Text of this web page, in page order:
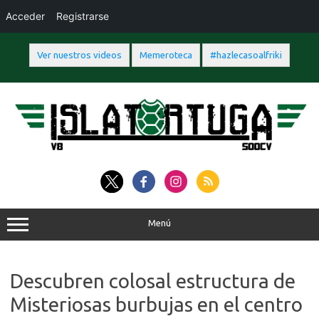
Ver nuestros videos Memeroteca #hazlecasoalfriki
contenido
Menú
Descubren colosal estructura de
Misteriosas burbujas en el centro
Acceder Registrarse